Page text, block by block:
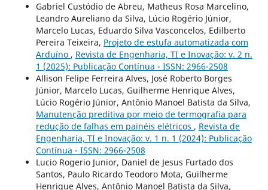
Gabriel Custódio de Abreu, Matheus Rosa Marcelino,
Leandro Aureliano da Silva, Lúcio Rogério Júnior,
Marcelo Lucas, Eduardo Silva Vasconcelos, Edilberto
Pereira Teixeira, Projeto de estufa automatizada com
Arduíno , Revista de Engenharia, TI e Inovação: v. 2 n.
1 (2025): Publicação Contínua - ISSN: 2966-2508
Allison Felipe Ferreira Alves, José Roberto Borges
Júnior, Marcelo Lucas, Guilherme Henrique Alves,
Lúcio Rogério Júnior, Antônio Manoel Batista da Silva,
Manutenção preditiva por meio de termografia para
redução de falhas em painéis elétricos , Revista de
Engenharia, TI e Inovação: v. 1 n. 1 (2024): Publicação
Contínua - ISSN: 2966-2508
Lucio Rogerio Junior, Daniel de Jesus Furtado dos
Santos, Paulo Ricardo Teodoro Mota, Guilherme
Henrique Alves, Antônio Manoel Batista da Silva,